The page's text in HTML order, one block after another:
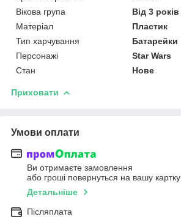
Вікова група
Від 3 років
Матеріал
Пластик
Тип харчування
Батарейки
Персонажі
Star Wars
Стан
Нове
Приховати
Умови оплати
Ви отримаєте замовлення
або гроші повернуться на вашу картку
Детальніше
Післяплата